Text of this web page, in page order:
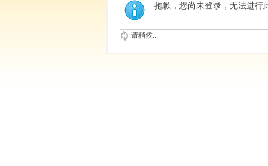
抱歉，您尚未登录，无法进行
请稍候...